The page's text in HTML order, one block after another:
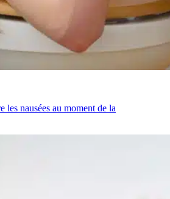
les nausées au moment de la